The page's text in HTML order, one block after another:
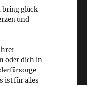
bring glück
und
oder dich in
ist für alles